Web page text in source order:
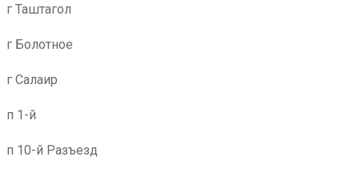
г Таштагол
г Болотное
г Салаир
п 1-й
п 10-й Разъезд